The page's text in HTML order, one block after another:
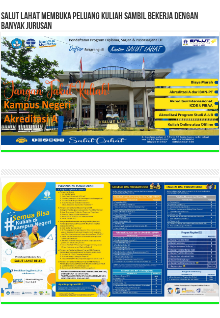
SALUT LAHAT MEMBUKA PELUANG KULIAH SAMBIL BEKERJA DENGAN
BANYAK JURUSAN